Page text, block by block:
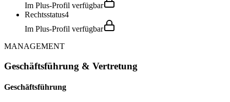
Im Plus-Profil verfügbar
Rechtsstatus4
Im Plus-Profil verfügbar
MANAGEMENT
Geschäftsführung & Vertretung
Geschäftsführung